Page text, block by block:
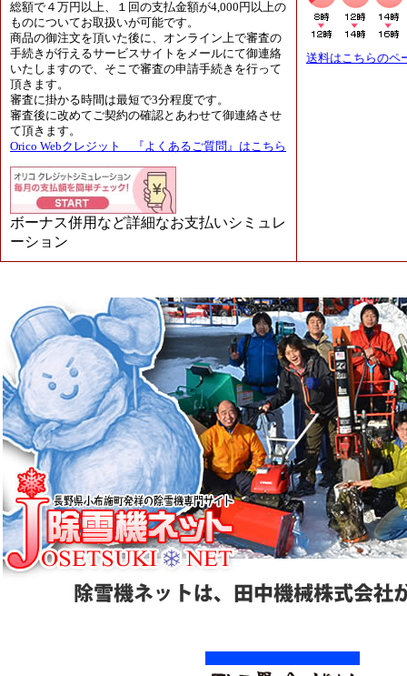
総額で４万円以上、１回の支払金額が4,000円以上の
ものについてお取扱いが可能です。
商品の御注文を頂いた後に、オンライン上で審査の
手続きが行えるサービスサイトをメールにて御連絡
いたしますので、そこで審査の申請手続きを行って
頂きます。
審査に掛かる時間は最短で3分程度です。
審査後に改めてご契約の確認とあわせて御連絡させ
て頂きます。
Orico Webクレジット 『よくあるご質問』はこちら
ボーナス併用など詳細なお支払いシミュレ
ーション
送料はこちらのペ